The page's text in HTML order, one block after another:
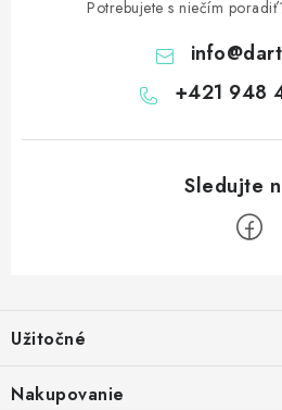
Potrebujete s niečím
info@
+421 948
p
ä
Užitočné
Nakupovanie